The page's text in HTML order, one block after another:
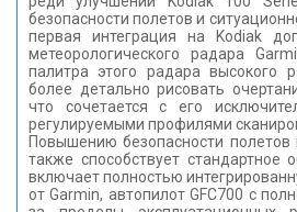
безопасности полетов и
первая интеграция на Kodiak
метеорологического радара
палитра этого радара высокого
более детально рисовать
что сочетается с его
регулируемыми профилями
Повышению безопасности полетов
также способствует стандартное
включает полностью
от Garmin, автопилот GFC700 с